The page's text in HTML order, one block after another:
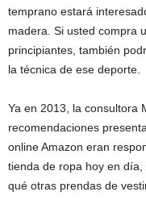
temprano estará
madera. Si usted compra
principiantes, también
la técnica de ese deporte.
Ya en 2013, la consultora
recomendaciones
online Amazon eran
tienda de ropa hoy en
qué otras prendas de